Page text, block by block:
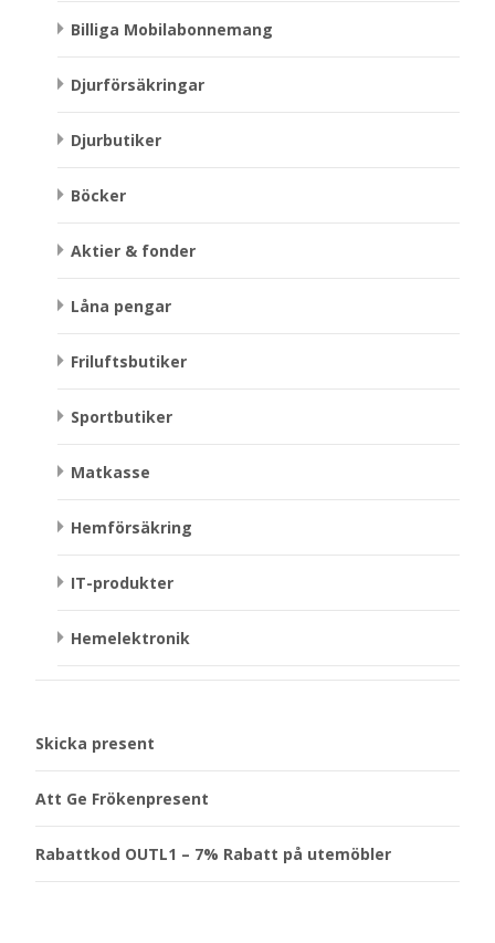
Billiga Mobilabonnemang
Djurförsäkringar
Djurbutiker
Böcker
Aktier & fonder
Låna pengar
Friluftsbutiker
Sportbutiker
Matkasse
Hemförsäkring
IT-produkter
Hemelektronik
Skicka present
Att Ge Frökenpresent
Rabattkod OUTL1 – 7% Rabatt på utemöbler